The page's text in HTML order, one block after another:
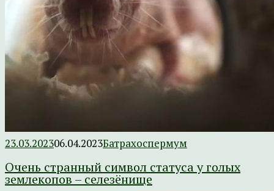
23.03.202306.04.2023Батрахоспермум
Очень странный символ статуса у голых
землекопов – селезёнище